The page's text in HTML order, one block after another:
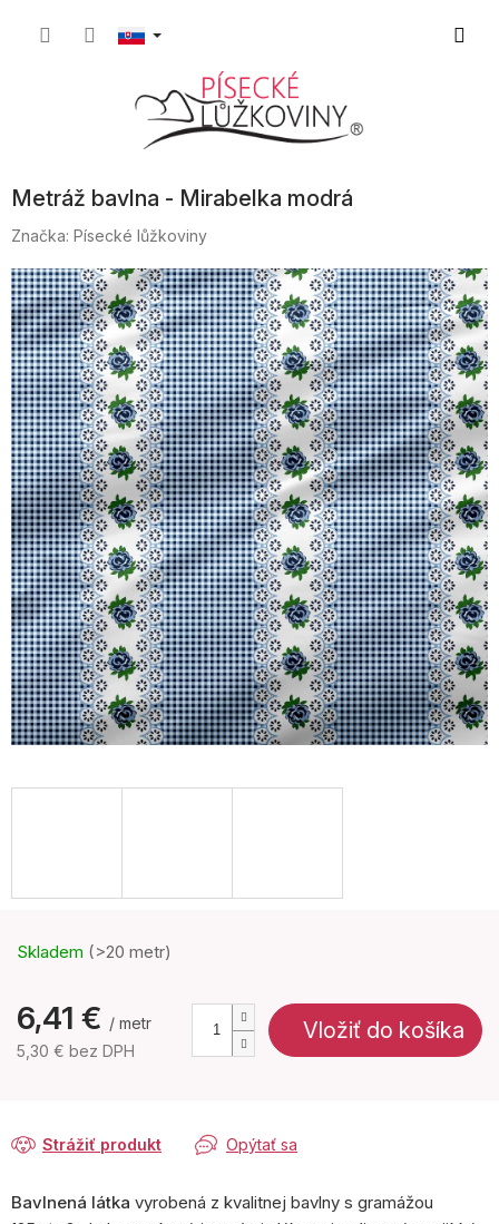
Metráž bavlna - Mirabelka modrá
Značka: Písecké lůžkoviny
Skladem (>20 metr)
6,41 € / metr
5,30 € bez DPH
Vložiť do košíka
Opýtať sa
Strážiť produkt
Bavlnená látka vyrobená z kvalitnej bavlny s gramážou